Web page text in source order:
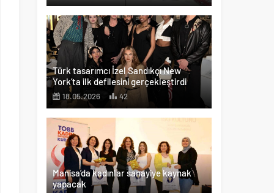
Türk tasarımcı İzel Sandıkçı New
York’ta ilk defilesini gerçekleştirdi
18.05.2026 42
Manisa’da kadınlar sanayiye kaynak
yapacak